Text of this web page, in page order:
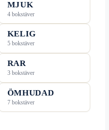
MJUK
4 bokstäver
KELIG
5 bokstäver
RAR
3 bokstäver
ÖMHUDAD
7 bokstäver